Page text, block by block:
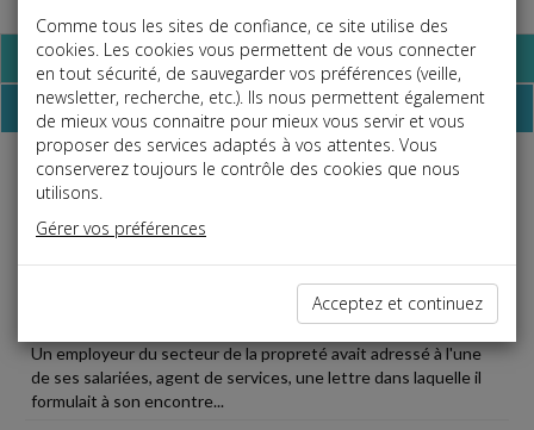
Base documentaire
Dépêches
Liste des dernières dépêches
Social
DU RAPPEL À L'ORDRE À LA SANCTION
Un employeur du secteur de la propreté avait adressé à l'une
de ses salariées, agent de services, une lettre dans laquelle il
formulait à son encontre...
Comme tous les sites de confiance, ce site utilise des
cookies. Les cookies vous permettent de vous connecter
en tout sécurité, de sauvegarder vos préférences (veille,
newsletter, recherche, etc.). Ils nous permettent également
de mieux vous connaitre pour mieux vous servir et vous
proposer des services adaptés à vos attentes. Vous
conserverez toujours le contrôle des cookies que nous
utilisons.
Gérer vos préférences
Acceptez et continuez